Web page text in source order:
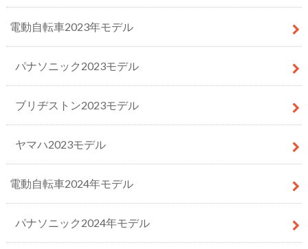
電動自転車2023年モデル
パナソニック2023モデル
ブリヂストン2023モデル
ヤマハ2023モデル
電動自転車2024年モデル
パナソニック2024年モデル